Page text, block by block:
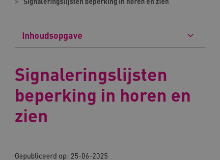
Inhoudsopgave
Signaleringslijsten
beperking in horen en
zien
Gepubliceerd op: 25-06-2025